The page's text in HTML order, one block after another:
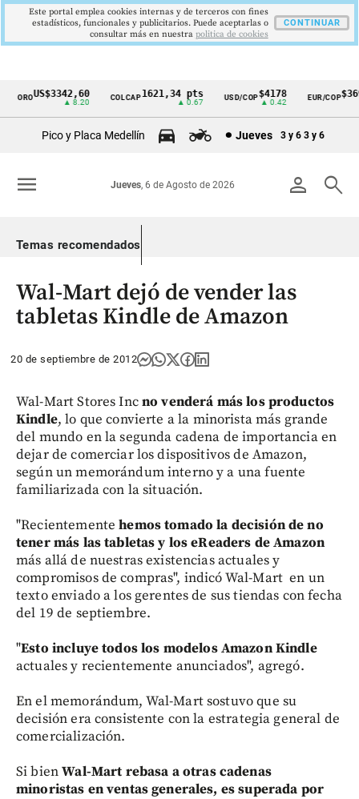
Cintillo
Colombia
OROUS$3342,60
▲ 8.20
COLCAP1621,34 pts
▲ 0.67
USD/COP$4178
▲ 0.42
EUR/COP$3697
Pico y Placa Medellín Jueves 3 y 6 3 y 6
person search
Jueves, 6 de Agosto de 2026
menu
Temas recomendados
Wal-Mart dejó de vender las
tabletas Kindle de Amazon
20 de septiembre de 2012
Wal-Mart Stores Incno venderá más los productos
Kindle, lo que convierte a la minorista más grande
del mundo en la segunda cadena de importancia en
dejar de comerciar los dispositivos de Amazon,
según un memorándum interno y a una fuente
familiarizada con la situación.
"Recientementehemos tomado la decisión de no
tener más las tabletas y los eReaders de Amazon
más allá de nuestras existencias actuales y
compromisos de compras", indicó Wal-Mart en un
texto enviado a los gerentes de sus tiendas con fecha
del 19 de septiembre.
"Esto incluye todos los modelos Amazon Kindle
actuales y recientemente anunciados", agregó.
En el memorándum, Wal-Mart sostuvo que su
decisión era consistente con la estrategia general de
comercialización.
Si bienWal-Mart rebasa a otras cadenas
minoristas en ventas generales, es superada por
Este portal emplea cookies internas y de terceros con fines
estadísticos, funcionales y publicitarios. Puede aceptarlas o
consultar más en nuestra politica de cookies
CONTINUAR